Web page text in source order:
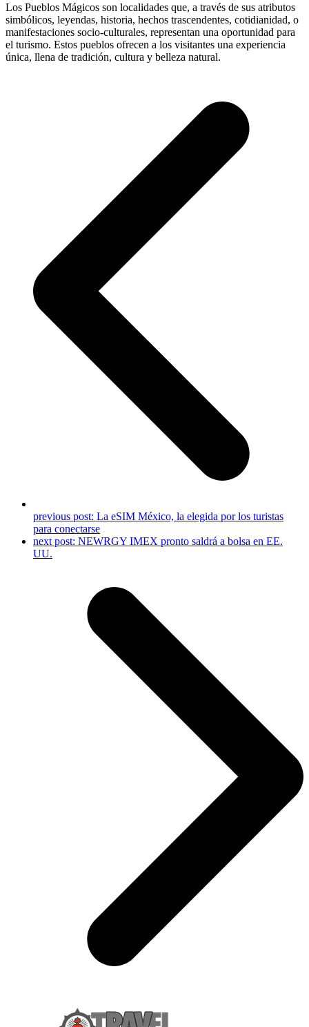
Los Pueblos Mágicos son localidades que, a través de sus atributos
simbólicos, leyendas, historia, hechos trascendentes, cotidianidad, o
manifestaciones socio-culturales, representan una oportunidad para
el turismo. Estos pueblos ofrecen a los visitantes una experiencia
única, llena de tradición, cultura y belleza natural.
previous post: La eSIM México, la elegida por los turistas
para conectarse
next post: NEWRGY IMEX pronto saldrá a bolsa en EE.
UU.